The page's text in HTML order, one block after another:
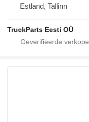
Estland, Tallinn
TruckParts Eesti OÜ